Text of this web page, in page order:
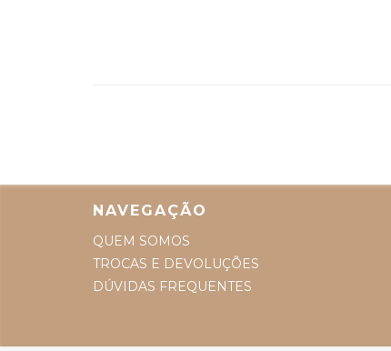
NAVEGAÇÃO
QUEM SOMOS
TROCAS E DEVOLUÇÕES
DÚVIDAS FREQUENTES